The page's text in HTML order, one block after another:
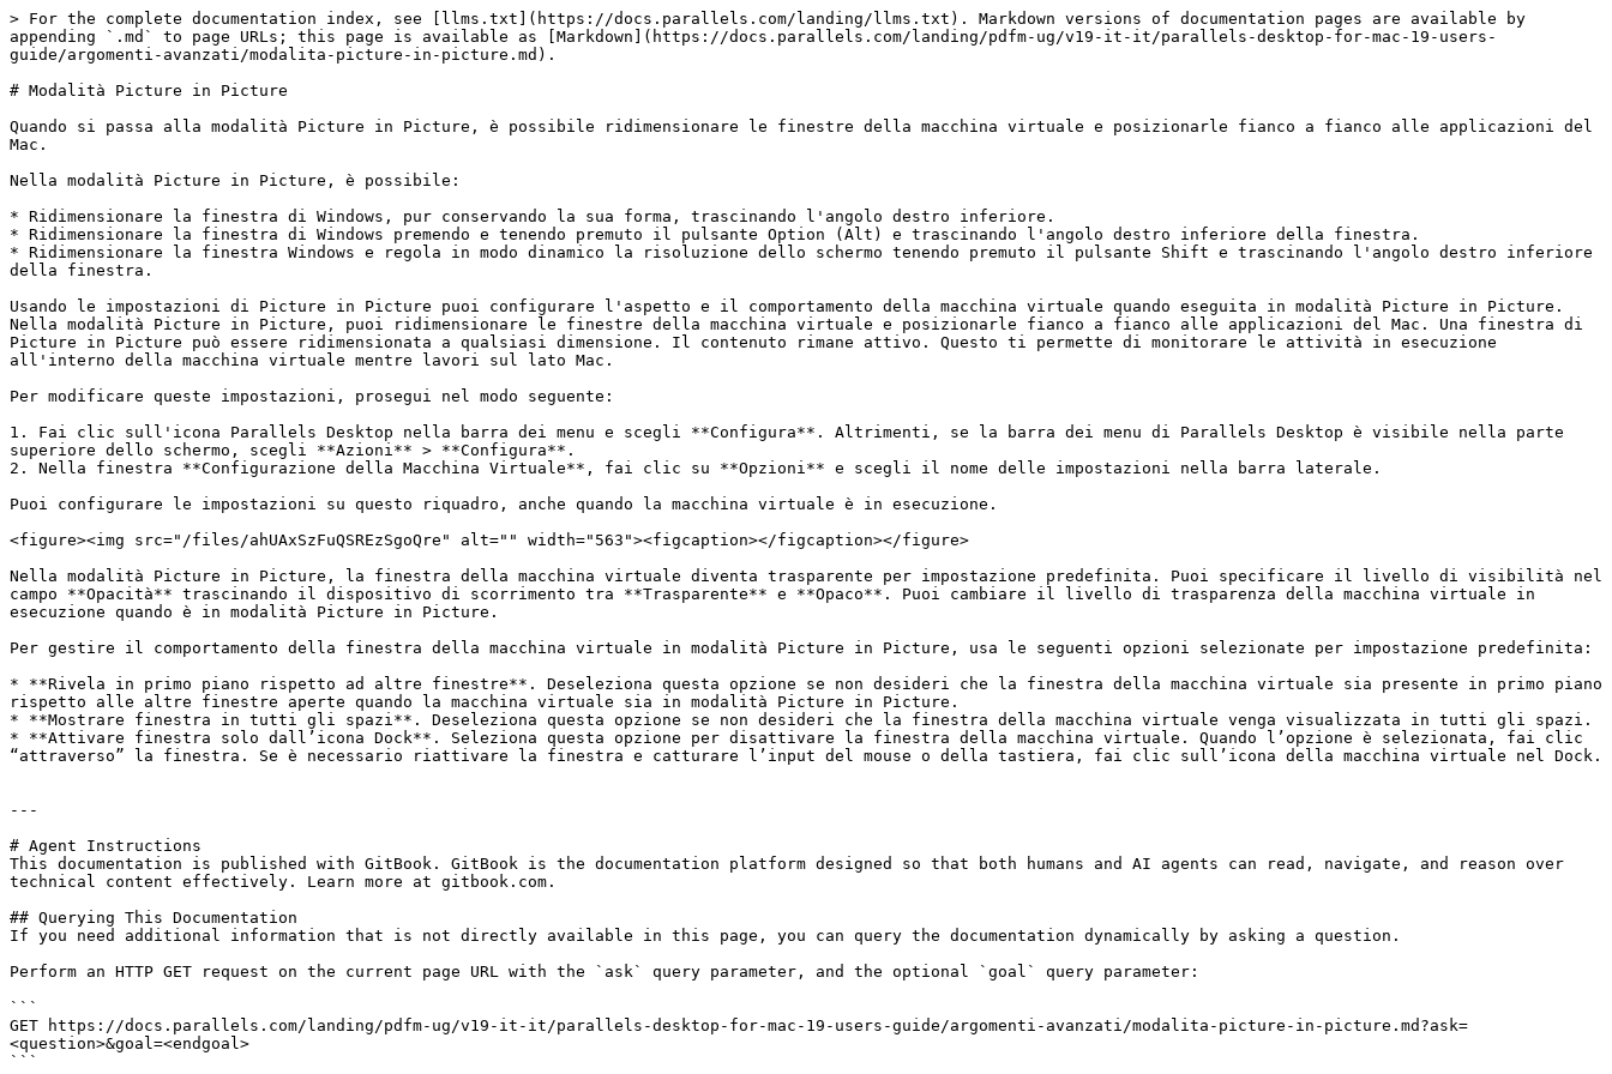
> For the complete documentation index, see [llms.txt](https://docs.parallels.com/landing/llms.txt). Markdown versions of documentation pages are available by
appending `.md` to page URLs; this page is available as [Markdown](https://docs.parallels.com/landing/pdfm-ug/v19-it-it/parallels-desktop-for-mac-19-users-
guide/argomenti-avanzati/modalita-picture-in-picture.md).
# Modalità Picture in Picture
Quando si passa alla modalità Picture in Picture, è possibile ridimensionare le finestre della macchina virtuale e posizionarle fianco a fianco alle applicazioni del
Mac.
Nella modalità Picture in Picture, è possibile:
* Ridimensionare la finestra di Windows, pur conservando la sua forma, trascinando l'angolo destro inferiore.
* Ridimensionare la finestra di Windows premendo e tenendo premuto il pulsante Option (Alt) e trascinando l'angolo destro inferiore della finestra.
* Ridimensionare la finestra Windows e regola in modo dinamico la risoluzione dello schermo tenendo premuto il pulsante Shift e trascinando l'angolo destro inferiore
della finestra.
Usando le impostazioni di Picture in Picture puoi configurare l'aspetto e il comportamento della macchina virtuale quando eseguita in modalità Picture in Picture.
Nella modalità Picture in Picture, puoi ridimensionare le finestre della macchina virtuale e posizionarle fianco a fianco alle applicazioni del Mac. Una finestra di
Picture in Picture può essere ridimensionata a qualsiasi dimensione. Il contenuto rimane attivo. Questo ti permette di monitorare le attività in esecuzione
all'interno della macchina virtuale mentre lavori sul lato Mac.
Per modificare queste impostazioni, prosegui nel modo seguente:
1. Fai clic sull'icona Parallels Desktop nella barra dei menu e scegli **Configura**. Altrimenti, se la barra dei menu di Parallels Desktop è visibile nella parte
superiore dello schermo, scegli **Azioni** > **Configura**.
2. Nella finestra **Configurazione della Macchina Virtuale**, fai clic su **Opzioni** e scegli il nome delle impostazioni nella barra laterale.
Puoi configurare le impostazioni su questo riquadro, anche quando la macchina virtuale è in esecuzione.
<figure><img src="/files/ahUAxSzFuQSREzSgoQre" alt="" width="563"><figcaption></figcaption></figure>
Nella modalità Picture in Picture, la finestra della macchina virtuale diventa trasparente per impostazione predefinita. Puoi specificare il livello di visibilità nel
campo **Opacità** trascinando il dispositivo di scorrimento tra **Trasparente** e **Opaco**. Puoi cambiare il livello di trasparenza della macchina virtuale in
esecuzione quando è in modalità Picture in Picture.
Per gestire il comportamento della finestra della macchina virtuale in modalità Picture in Picture, usa le seguenti opzioni selezionate per impostazione predefinita:
* **Rivela in primo piano rispetto ad altre finestre**. Deseleziona questa opzione se non desideri che la finestra della macchina virtuale sia presente in primo piano
rispetto alle altre finestre aperte quando la macchina virtuale sia in modalità Picture in Picture.
* **Mostrare finestra in tutti gli spazi**. Deseleziona questa opzione se non desideri che la finestra della macchina virtuale venga visualizzata in tutti gli spazi.
* **Attivare finestra solo dall’icona Dock**. Seleziona questa opzione per disattivare la finestra della macchina virtuale. Quando l’opzione è selezionata, fai clic
“attraverso” la finestra. Se è necessario riattivare la finestra e catturare l’input del mouse o della tastiera, fai clic sull’icona della macchina virtuale nel Dock.
---
# Agent Instructions
This documentation is published with GitBook. GitBook is the documentation platform designed so that both humans and AI agents can read, navigate, and reason over
technical content effectively. Learn more at gitbook.com.
## Querying This Documentation
If you need additional information that is not directly available in this page, you can query the documentation dynamically by asking a question.
Perform an HTTP GET request on the current page URL with the `ask` query parameter, and the optional `goal` query parameter:
```
GET https://docs.parallels.com/landing/pdfm-ug/v19-it-it/parallels-desktop-for-mac-19-users-guide/argomenti-avanzati/modalita-picture-in-picture.md?ask=
<question>&goal=<endgoal>
```